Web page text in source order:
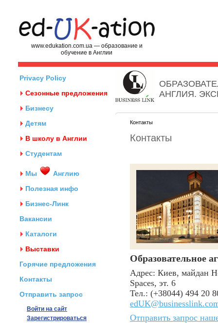
www.edukation.com.ua — образование и
обучение в Англии
Privacy Policy
Сезонные предложения
Бизнесу
Детям
В школу в Англии
Студентам
Мы
Англию
Полезная инфо
Бизнес-Линк
Вакансии
Каталоги
Выставки
Горячие предложения
Контакты
Отправить запрос
Войти на сайт
Зарегистрироваться
АНГЛИЯ.
Контакты
Контакты
Образовательное
Адрес: Киев, майдан
Spaces, эт. 6
Тел.: (+38044) 494 20
Отправить запрос